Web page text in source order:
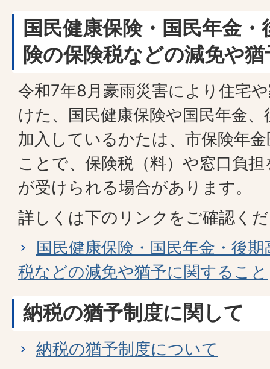
国民健康保険・国民年金
険の保険税などの減免や
令和7年8月豪雨災害により住宅
けた、国民健康保険や国民年金
加入しているかたは、市保険年
ことで、保険税（料）や窓口負
が受けられる場合があります。
詳しくは下のリンクをご確認く
国民健康保険・国民年金・後
税などの減免や猶予に関すること
納税の猶予制度に関して
納税の猶予制度について